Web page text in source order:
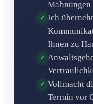
Mahnungen
✓ Ich
Ihnen zu
✓
✓ Vollmacht
Termin vor